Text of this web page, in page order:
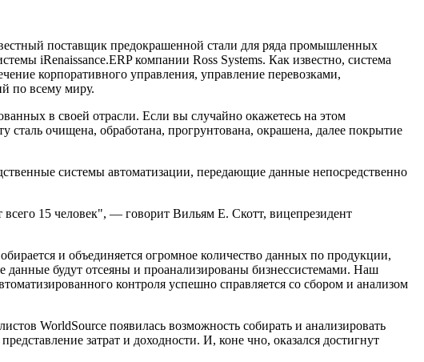
поставщик предокрашенной стали для ряда промышленных
iRenaissance.ERP компании Ross Systems. Как известно, система
корпоративного управления, управление перевозками,
по всему миру.
в своей отрасли. Если вы случайно окажетесь на этом
очищена, обработана, прогрунтована, окрашена, далее покрытие
системы автоматизации, передающие данные непосредственно
15 человек", — говорит Вильям Е. Скотт, вицепрезидент
и объединяется огромное количество данных по продукции,
будут отсеяны и проанализированы бизнессистемами. Наш
контроля успешно справляется со сбором и анализом
WorldSource появилась возможность собирать и анализировать
затрат и доходности. И, коне чно, оказался достигнут